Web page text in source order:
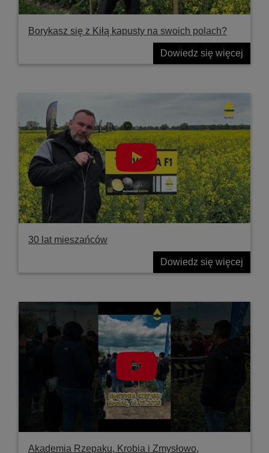
Borykasz się z Kiłą kapusty na swoich polach?
Dowiedz się więcej
30 lat mieszańców
Dowiedz się więcej
Akademia Rzepaku, Krobia i Zmysłowo,